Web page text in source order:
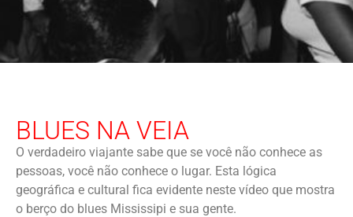
BLUES NA VEIA
O verdadeiro viajante sabe que se você não conhece as
pessoas, você não conhece o lugar. Esta lógica
geográfica e cultural fica evidente neste vídeo que mostra
o berço do blues Mississipi e sua gente.